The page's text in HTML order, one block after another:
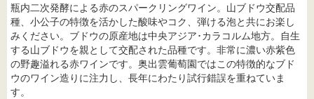
瓶内二次発酵による赤のスパークリングワイン。山ブドウ交配品
種、小公子の特徴を活かした酸味やコク、弾ける泡と共にお楽し
みください。ブドウの原産地は中央アジア･カラコルム地方。自生
する山ブドウを親として交配された品種です。非常に濃い赤紫色
の野趣溢れる赤ワインです。奥出雲葡萄園ではこの特徴的なブド
ウのワイン造りに注力し、長年にわたり試行錯誤を重ねていま
す。